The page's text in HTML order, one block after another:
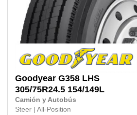
Goodyear G358 LHS
305/75R24.5 154/149L
Camión y Autobús
Steer
All-Position